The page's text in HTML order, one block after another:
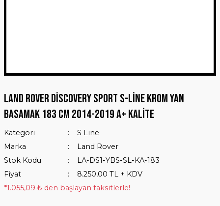
Land Rover Discovery Sport S-Line Krom Yan
Basamak 183 Cm 2014-2019 A+ Kalite
Kategori
S Line
Marka
Land Rover
Stok Kodu
LA-DS1-YBS-SL-KA-183
Fiyat
8.250,00 TL + KDV
*1.055,09 ₺ den başlayan taksitlerle!